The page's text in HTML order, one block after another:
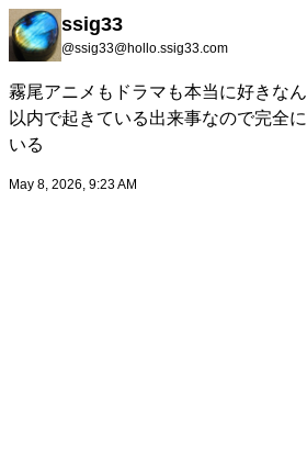
ssig33
@ssig33@hollo.ssig33.com
霧尾アニメもドラマも本当に好きな
以内で起きている出来事なので完全
いる
May 8, 2026, 9:23 AM